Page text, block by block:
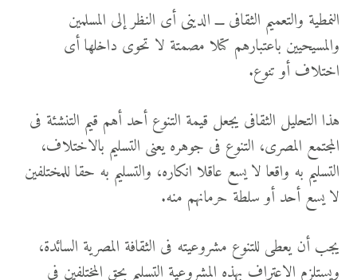
النمطية والتعميم الثقافى ـــ الدينى أى النظر إلى المسلمين
والمسيحيين باعتبارهم كتلا مصمتة لا تحوى داخلها أى
اختلاف أو تنوع.
هذا التحليل الثقافى يجعل قيمة التنوع أحد أهم قيم التنشئة فى
المجتمع المصرى، التنوع فى جوهره يعنى التسليم بالاختلاف،
التسليم به واقعا لا يسع عاقلا انكاره، والتسليم به حقا للمختلفين
لا يسع أحد أو سلطة حرمانهم منه.
يجب أن يعطى للتنوع مشروعيته فى الثقافة المصرية السائدة،
ويستلزم الاعتراف بهذه المشروعية التسليم بحق المختلفين فى